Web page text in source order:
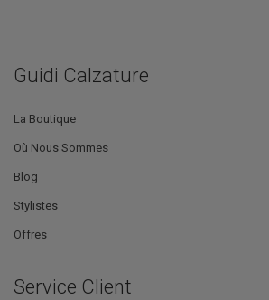
Guidi Calzature
La Boutique
Où Nous Sommes
Blog
Stylistes
Offres
Service Client